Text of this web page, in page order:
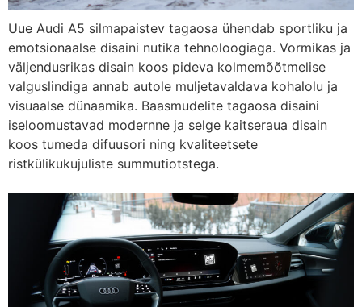
Uue Audi A5 silmapaistev tagaosa ühendab sportliku ja
emotsionaalse disaini nutika tehnoloogiaga. Vormikas ja
väljendusrikas disain koos pideva kolmemõõtmelise
valguslindiga annab autole muljetavaldava kohalolu ja
visuaalse dünaamika. Baasmudelite tagaosa disaini
iseloomustavad modernne ja selge kaitseraua disain
koos tumeda difuusori ning kvaliteetsete
ristkülikukujuliste summutiotstega.